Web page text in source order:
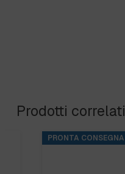
Prodotti correlati
PRONTA CONSEGNA
BASE RINS S2 ta.5 kg.